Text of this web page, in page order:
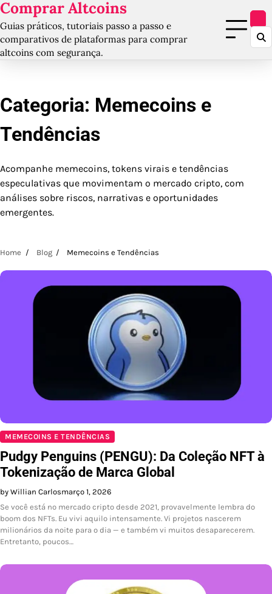
Skip
to
content
Comprar Altcoins
Guias práticos, tutoriais passo a passo e
comparativos de plataformas para comprar
altcoins com segurança.
Categoria: Memecoins e
Tendências
Acompanhe memecoins, tokens virais e tendências
especulativas que movimentam o mercado cripto, com
análises sobre riscos, narrativas e oportunidades
emergentes.
Home Blog Memecoins e Tendências
MEMECOINS E TENDÊNCIAS
Pudgy Penguins (PENGU): Da Coleção NFT à
Tokenização de Marca Global
by Willian Carlosmarço 1, 2026
Se você está no mercado cripto desde 2021, provavelmente lembra do
boom dos NFTs. Eu vivi aquilo intensamente. Vi projetos nascerem
milionários da noite para o dia — e também vi muitos desaparecerem.
Entretanto, poucos…